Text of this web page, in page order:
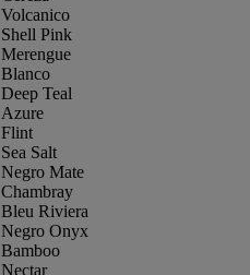
Volcanico
Shell Pink
Merengue
Blanco
Deep Teal
Azure
Flint
Sea Salt
Negro Mate
Chambray
Bleu Riviera
Negro Onyx
Bamboo
Nectar